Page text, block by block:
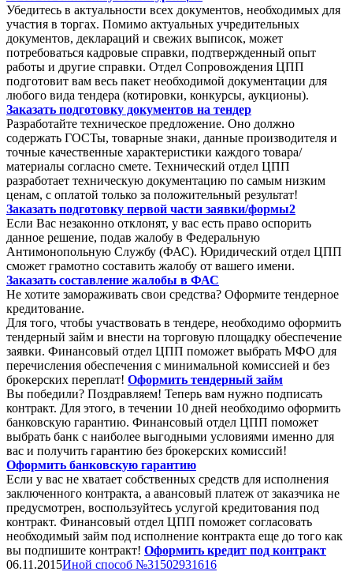
Убедитесь в актуальности всех документов, необходимых для
участия в торгах. Помимо актуальных учредительных
документов, деклараций и свежих выписок, может
потребоваться кадровые справки, подтвержденный опыт
работы и другие справки. Отдел Сопровождения ЦПП
подготовит вам весь пакет необходимой документации для
любого вида тендера (котировки, конкурсы, аукционы).
Заказать подготовку документов на тендер
Разработайте техническое предложение. Оно должно
содержать ГОСТы, товарные знаки, данные производителя и
точные качественные характеристики каждого товара/
материалы согласно смете. Технический отдел ЦПП
разработает техническую документацию по самым низким
ценам, с оплатой только за положительный результат!
Заказать подготовку первой части заявки/формы2
Если Вас незаконно отклонят, у вас есть право оспорить
данное решение, подав жалобу в Федеральную
Антимонопольную Службу (ФАС). Юридический отдел ЦПП
сможет грамотно составить жалобу от вашего имени.
Заказать составление жалобы в ФАС
Не хотите замораживать свои средства? Оформите тендерное
кредитование.
Для того, чтобы участвовать в тендере, необходимо оформить
тендерный займ и внести на торговую площадку обеспечение
заявки. Финансовый отдел ЦПП поможет выбрать МФО для
перечисления обеспечения с минимальной комиссией и без
брокерских переплат! Оформить тендерный займ
Вы победили? Поздравляем! Теперь вам нужно подписать
контракт. Для этого, в течении 10 дней необходимо оформить
банковскую гарантию. Финансовый отдел ЦПП поможет
выбрать банк с наиболее выгодными условиями именно для
вас и получить гарантию без брокерских комиссий!
Оформить банковскую гарантию
Если у вас не хватает собственных средств для исполнения
заключенного контракта, а авансовый платеж от заказчика не
предусмотрен, воспользуйтесь услугой кредитования под
контракт. Финансовый отдел ЦПП поможет согласовать
необходимый займ под исполнение контракта еще до того как
вы подпишите контракт! Оформить кредит под контракт
06.11.2015Иной способ №31502931616